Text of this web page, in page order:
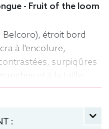
- Fruit of the loom
Belcoro), étroit bord
à l'encolure,
surpiqûres
et à la taille,
Tee-shirt,
: